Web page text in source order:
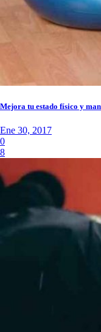
Mejora tu estado físico y
Ene 30, 2017
0
8